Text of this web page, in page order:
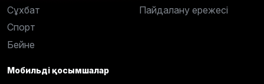
Сұхбат
Спорт
Бейне
Пайдалану ережесі
Мобильді қосымшалар